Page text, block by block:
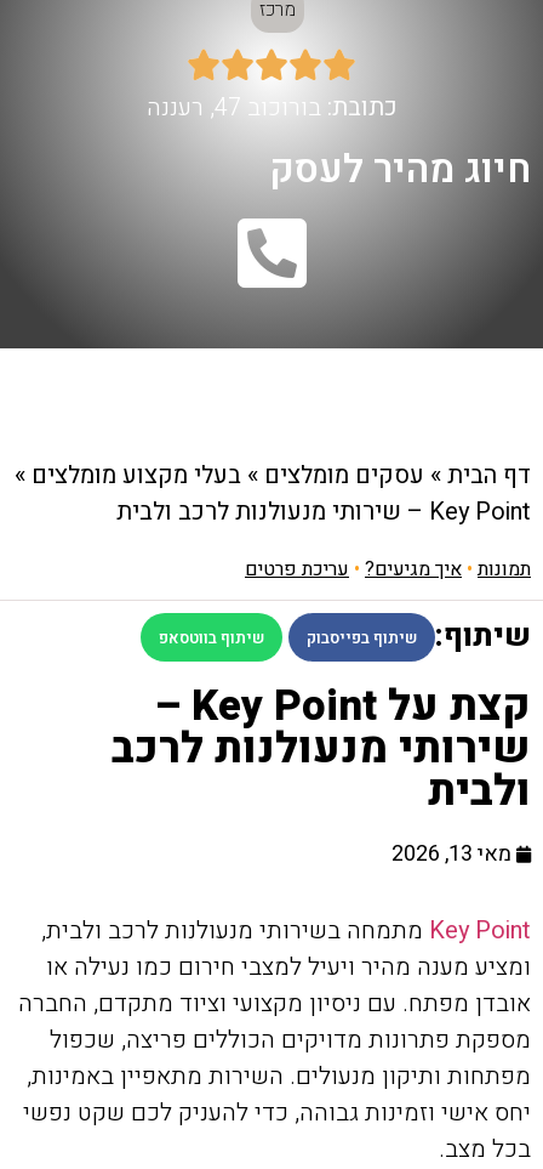
מרכז





כתובת: בורוכוב 47, רעננה
חיוג מהיר לעסק
דף הבית» עסקים מומלצים » בעלי מקצוע מומלצים »
Key Point – שירותי מנעולנות לרכב ולבית
תמונות• איך מגיעים? • עריכת פרטים
שיתוף: שיתוף בפייסבוק שיתוף בווטסאפ
קצת על Key Point –
שירותי מנעולנות לרכב
ולבית
מאי 13, 2026
Key Point מתמחה בשירותי מנעולנות לרכב ולבית,
ומציע מענה מהיר ויעיל למצבי חירום כמו נעילה או
אובדן מפתח. עם ניסיון מקצועי וציוד מתקדם, החברה
מספקת פתרונות מדויקים הכוללים פריצה, שכפול
מפתחות ותיקון מנעולים. השירות מתאפיין באמינות,
יחס אישי וזמינות גבוהה, כדי להעניק לכם שקט נפשי
בכל מצב.